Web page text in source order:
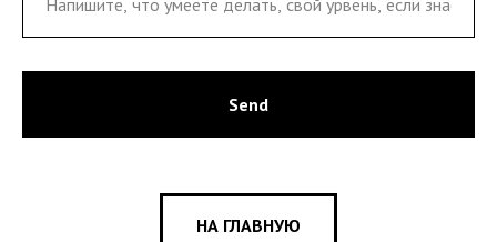
Send
НА ГЛАВНУЮ